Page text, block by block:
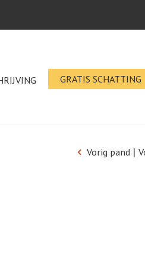
GRATIS SCHATTING
Vorig pand |